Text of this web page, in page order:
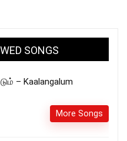
SONGS
– Kaalangalum
More Songs